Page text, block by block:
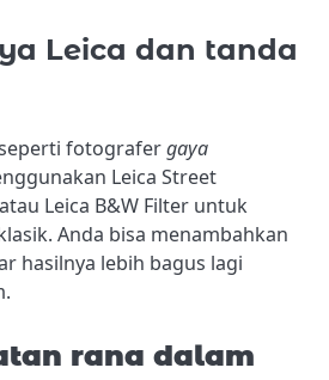
Leica dan tanda
fotografergaya
Leica Street
Leica B&W Filter untuk
Anda bisa menambahkan
hasilnya lebih bagus lagi
rana dalam